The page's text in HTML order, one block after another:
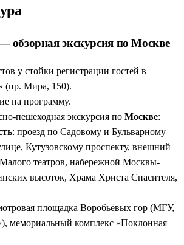
знают только местные
— вы попадёте в самое сердце России в
билетами и понятным маршрутом.
в поисках входа
non-stop— за три дня мы собираем
на которую у других уходит неделя.
время рассчитано так, чтобы вы успели и
свои кадры
небом— в Суздале не нужно
увидеть историю. Здесь каждый дом,
А в Переславле вы коснётесь
Александра Невского
Легко. Хотите добавить
Тур подстраивается под ваш стиль
обзорная экскурсия по Москве
у стойки регистрации гостей в
(пр. Мира, 150).
на программу.
пешеходная экскурсия по Москве:
: проезд по Садовому и Бульварному
Кутузовскому проспекту, внешний
театров, набережной Москвы-
высоток, Храма Христа Спасителя,
площадка Воробьёвых гор (МГУ,
мемориальный комплекс «Поклонная